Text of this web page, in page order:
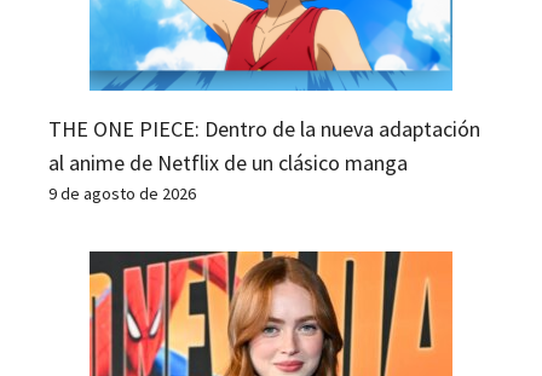
THE ONE PIECE: Dentro de la nueva adaptación
al anime de Netflix de un clásico manga
9 de agosto de 2026